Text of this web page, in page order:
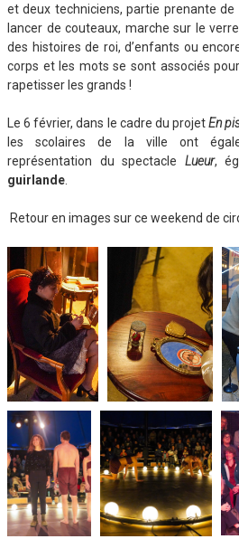
et deux techniciens, partie prenante de
lancer de couteaux, marche sur le
des histoires de roi, d’enfants ou
corps et les mots se sont associés
rapetisser les grands !
Le 6 février, dans le cadre du projetEn
les scolaires de la ville ont
représentation du spectacle Lueur,
guirlande
Retour en images sur ce weekend de